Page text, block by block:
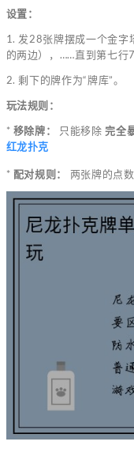
设置：
1. 发28张牌摆成一个金字
的两边），……直到第七行
2. 剩下的牌作为“牌库”。
玩法规则：
* 移除牌： 只能移除完全
红龙扑克
* 配对规则： 两张牌的点